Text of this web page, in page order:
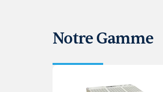
Notre Gamme